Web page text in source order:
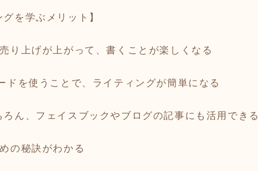
グを学ぶメリット】
り上げが上がって、書くことが楽しくなる
ドを使うことで、ライティングが簡単になる
ろん、フェイスブックやブログの記事にも活用できる
の秘訣がわかる